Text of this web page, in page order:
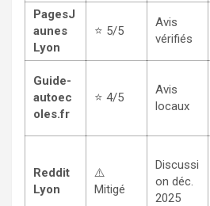
PagesJ
aunes
Lyon
⭐ 5/5
Avis
vérifiés
Guide-
autoec
oles.fr
⭐ 4/5
Avis
locaux
Reddit
Lyon
⚠️
Mitigé
Discussi
on déc.
2025